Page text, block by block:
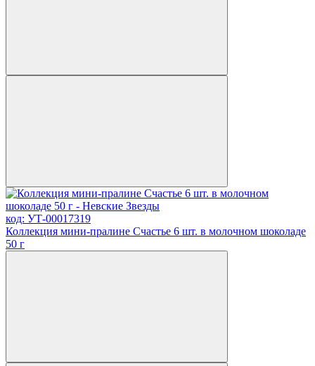
код: УТ-00017319
Коллекция мини-пралине Счастье 6 шт. в молочном шоколаде
50 г